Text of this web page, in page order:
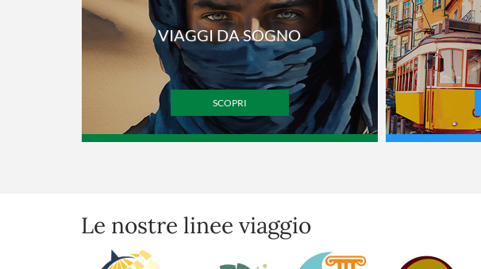
VIAGGI DA SOGNO
SCOPRI
Le nostre linee viaggio